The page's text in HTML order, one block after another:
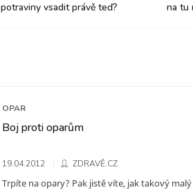
potraviny vsadit právě teď?
na tu
OPAR
Boj proti oparům
19.04.2012 ZDRAVĚ.CZ
Trpíte na opary? Pak jistě víte, jak takový